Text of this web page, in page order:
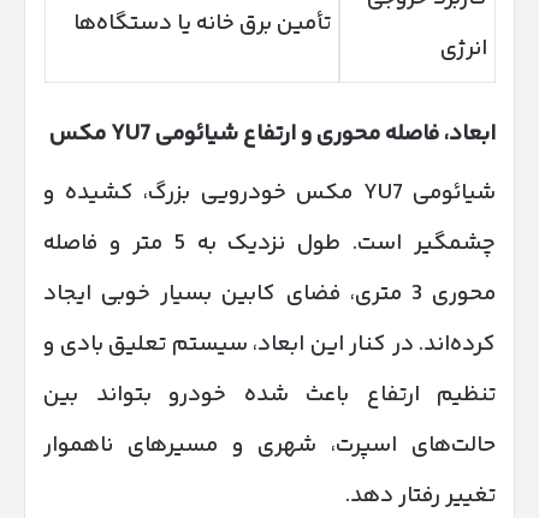
انرژی
تأمین برق خانه یا دستگاه‌ها
ابعاد، فاصله محوری و ارتفاع شیائومی YU7 مکس
شیائومی YU7 مکس خودرویی بزرگ، کشیده و
چشمگیر است. طول نزدیک به 5 متر و فاصله
محوری 3 متری، فضای کابین بسیار خوبی ایجاد
کرده‌اند. در کنار این ابعاد، سیستم تعلیق بادی و
تنظیم ارتفاع باعث شده خودرو بتواند بین
حالت‌های اسپرت، شهری و مسیرهای ناهموار
تغییر رفتار دهد.